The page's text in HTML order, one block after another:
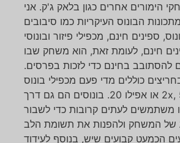
הימורים אחרים כגון בלאק ג'ק. אני
הבונוס העיקריות כמו סיבובים
ספינים חינם, מכפילי פיזור ובונוסי
חינם, לעומת זאת, הוא משחק שבו
להסתובב בחינם כדי לזכות בפרסים.
כוללים מדי פעם מכפילי בונוס
כמו 2x, 5x, 10x או אפילו 20. בונוסים הם גם דרך
משתמשים לעתים קרובות כדי לשבור
של המשחק ולהפנות את תשומת הלב
הכמעט קבועים שיש, בנוסף לעידוד